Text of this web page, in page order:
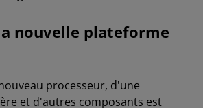
nouvelle plateforme
processeur, d'une
et d'autres composants est